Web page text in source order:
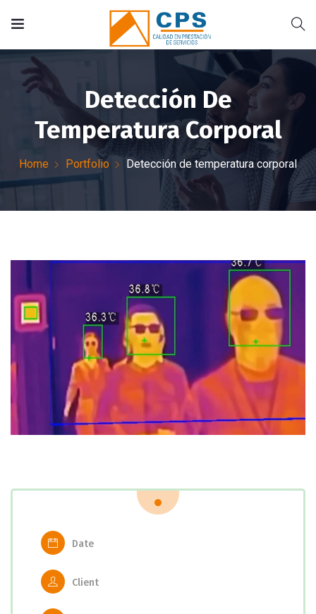
Detección De
Temperatura Corporal
Home Portfolio Detección de temperatura corporal
Date
Client